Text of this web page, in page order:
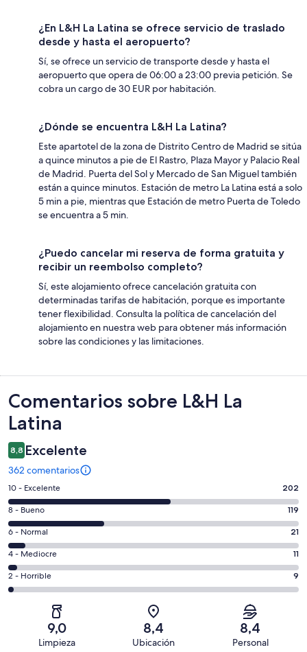
¿En L&H La Latina se ofrece servicio de traslado
desde y hasta el aeropuerto?
Sí, se ofrece un servicio de transporte desde y hasta el
aeropuerto que opera de 06:00 a 23:00 previa petición. Se
cobra un cargo de 30 EUR por habitación.
¿Dónde se encuentra L&H La Latina?
Este apartotel de la zona de Distrito Centro de Madrid se sitúa
a quince minutos a pie de El Rastro, Plaza Mayor y Palacio Real
de Madrid. Puerta del Sol y Mercado de San Miguel también
están a quince minutos. Estación de metro La Latina está a solo
5 min a pie, mientras que Estación de metro Puerta de Toledo
se encuentra a 5 min.
¿Puedo cancelar mi reserva de forma gratuita y
recibir un reembolso completo?
Sí, este alojamiento ofrece cancelación gratuita con
determinadas tarifas de habitación, porque es importante
tener flexibilidad. Consulta la política de cancelación del
alojamiento en nuestra web para obtener más información
sobre las condiciones y las limitaciones.
Comentarios
Comentarios sobre L&H La
Latina
8,8 Excelente
362 comentarios
202
comentarios
de
un
total
de
362
con
puntuación
10 - Excelente 202
119
comentarios
de
un
total
de
puntuación
8 - Bueno 119
21
comentarios
de
un
total
6 - Normal 21
11
comentarios
de
4 - Mediocre 11
9
comentarios
2 - Horrible 9
9,0
Limpieza
8,4
Ubicación
8,4
Personal